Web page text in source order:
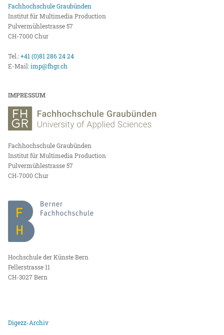
Fachhochschule Graubünden
Institut für Multimedia Production
Pulvermühlestrasse 57
CH-7000 Chur
Tel.:+41 (0)81 286 24 24
E-Mail:imp@fhgr.ch
IMPRESSUM
Fachhochschule Graubünden
Institut für Multimedia Production
Pulvermühlestrasse 57
CH-7000 Chur
Hochschule der Künste Bern
Fellerstrasse 11
CH-3027 Bern
Digezz-Archiv